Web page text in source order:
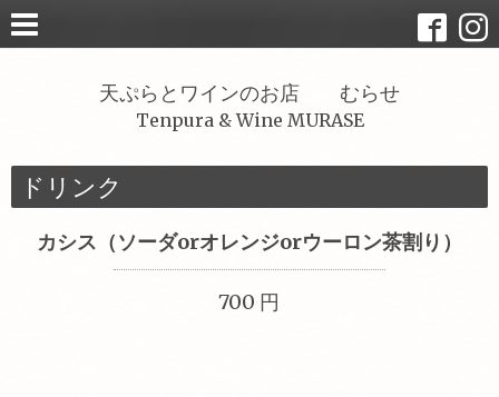
天ぷらとワインのお店 むらせ
Tenpura & Wine MURASE
ドリンク
カシス（ソーダorオレンジorウーロン茶割り）
700 円